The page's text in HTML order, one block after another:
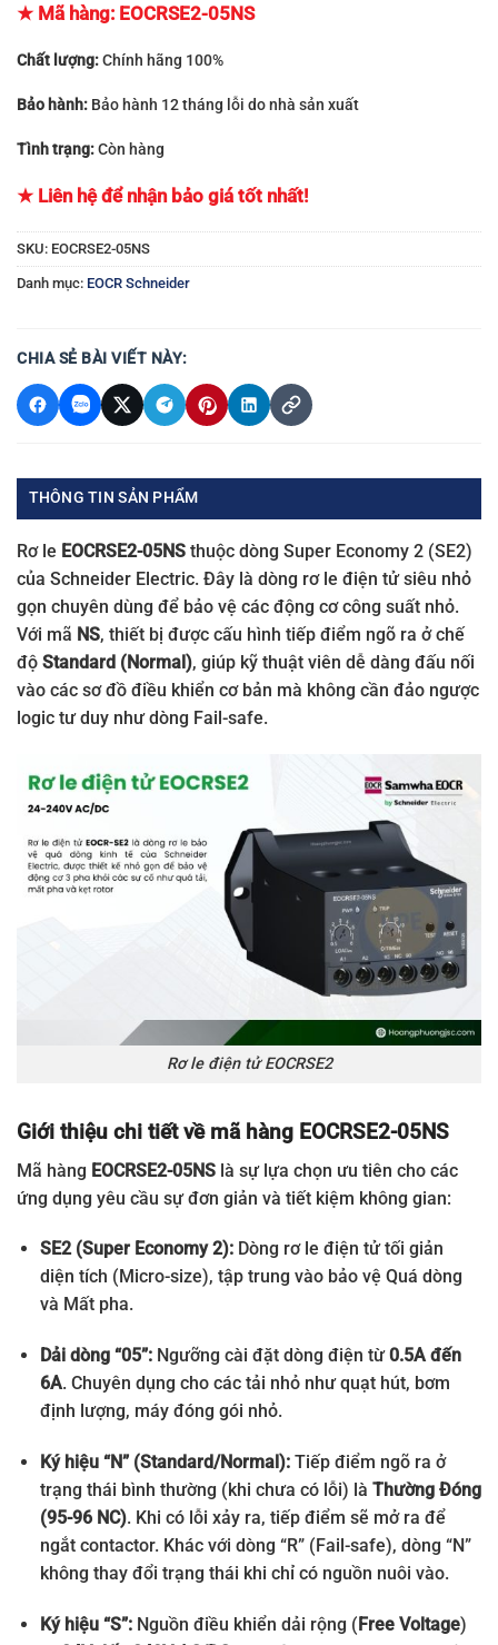
★ Mã hàng: EOCRSE2-05NS
Chất lượng:Chính hãng 100%
Bảo hành: Bảo hành 12 tháng lỗi do nhà sản xuất
Tình trạng:Còn hàng
★ Liên hệ để nhận bảo giá tốt nhất!
SKU: EOCRSE2-05NS
Danh mục: EOCR Schneider
CHIA SẺ BÀI VIẾT NÀY:
THÔNG TIN SẢN PHẨM
Rơ le EOCRSE2-05NS thuộc dòng Super Economy 2 (SE2)
của Schneider Electric. Đây là dòng rơ le điện tử siêu nhỏ
gọn chuyên dùng để bảo vệ các động cơ công suất nhỏ.
Với mã NS, thiết bị được cấu hình tiếp điểm ngõ ra ở chế
độ Standard (Normal), giúp kỹ thuật viên dễ dàng đấu nối
vào các sơ đồ điều khiển cơ bản mà không cần đảo ngược
logic tư duy như dòng Fail-safe.
Rơ le điện tử EOCRSE2
Giới thiệu chi tiết về mã hàng EOCRSE2-05NS
Mã hàng EOCRSE2-05NS là sự lựa chọn ưu tiên cho các
ứng dụng yêu cầu sự đơn giản và tiết kiệm không gian:
SE2 (Super Economy 2):Dòng rơ le điện tử tối giản
diện tích (Micro-size), tập trung vào bảo vệ Quá dòng
và Mất pha.
Dải dòng “05”:Ngưỡng cài đặt dòng điện từ0.5A đến
6A. Chuyên dụng cho các tải nhỏ như quạt hút, bơm
định lượng, máy đóng gói nhỏ.
Ký hiệu “N” (Standard/Normal):Tiếp điểm ngõ ra ở
trạng thái bình thường (khi chưa có lỗi) là Thường Đóng
(95-96 NC). Khi có lỗi xảy ra, tiếp điểm sẽ mở ra để
ngắt contactor. Khác với dòng “R” (Fail-safe), dòng “N”
không thay đổi trạng thái khi chỉ có nguồn nuôi vào.
Ký hiệu “S”:Nguồn điều khiển dải rộng (Free Voltage)